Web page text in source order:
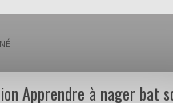
Apprendre à nager bat